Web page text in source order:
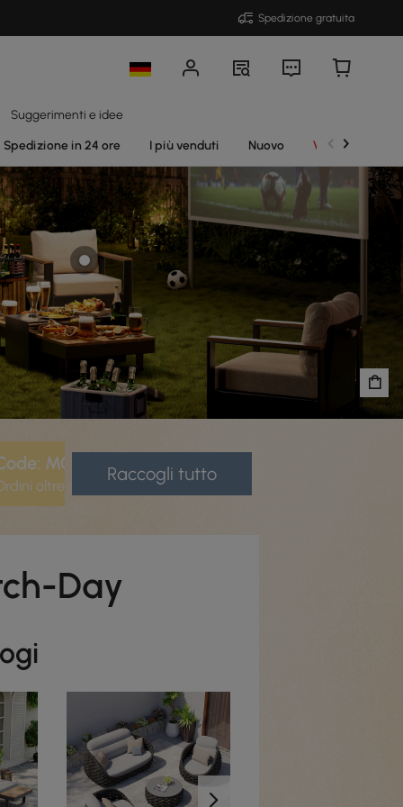
Spedizione gratuita
Suggerimenti e idee
Spedizione in 24 ore I più venduti Nuovo Vendite
MCS10
oltre 0,00 €
Raccogli tutto
Day